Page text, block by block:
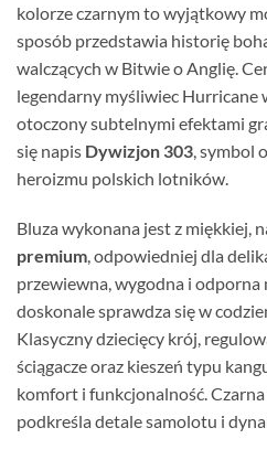
kolorze czarnym to wyjątkowy
sposób przedstawia historię
walczących w Bitwie o Anglię.
legendarny myśliwiec Hurricane
otoczony subtelnymi efektami
się napis Dywizjon 303 , symbol
heroizmu polskich lotników.
Bluza wykonana jest z miękkiej,
premium, odpowiedniej dla
przewiewna, wygodna i odporna
doskonale sprawdza się w
Klasyczny dziecięcy krój,
ściągacze oraz kieszeń typu
komfort i funkcjonalność.
podkreśla detale samolotu i